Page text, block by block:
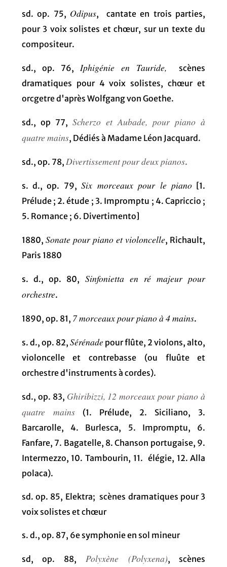
sd. op. 75, Odipus, cantate en trois parties,
pour 3 voix solistes et chœur, sur un texte du
compositeur.
sd., op. 76, Iphigénie en Tauride, scènes
dramatiques pour 4 voix solistes, chœur et
orcgetre d'après Wolfgang von Goethe.
sd., op 77, Scherzo et Aubade, pour piano à
quatre mains, Dédiés à Madame Léon Jacquard.
sd., op. 78, Divertissement pour deux pianos.
s. d., op. 79,Six morceaux pour le piano [1.
Prélude ; 2. étude ; 3. Impromptu ; 4. Capriccio ;
5. Romance ; 6. Divertimento]
1880, Sonate pour piano et violoncelle, Richault,
Paris 1880
s. d., op. 80, Sinfonietta en ré majeur pour
orchestre.
1890, op. 81, 7 morceaux pour piano à 4 mains.
s. d., op. 82, Sérénadepour flûte, 2 violons, alto,
violoncelle et contrebasse (ou fluûte et
orchestre d'instruments à cordes).
sd., op. 83, Ghiribizzi, 12 morceaux pour piano à
quatre mains(1. Prélude, 2. Siciliano, 3.
Barcarolle, 4. Burlesca, 5. Impromptu, 6.
Fanfare, 7. Bagatelle, 8. Chanson portugaise, 9.
Intermezzo, 10. Tambourin, 11. élégie, 12. Alla
polaca).
sd. op. 85, Elektra; scènes dramatiques pour 3
voix solistes et chœur
s. d., op. 87, 6e symphonie en sol mineur
sd, op. 88, Polyxène (Polyxena), scènes